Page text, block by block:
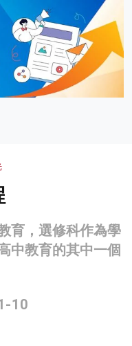
育，選修科作為學
中教育的其中一個
10